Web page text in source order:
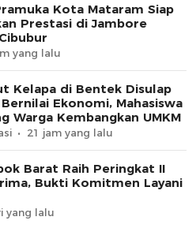
Kota Mataram Siap
Prestasi di Jambore
yang lalu
Kelapa di Bentek Disulap
Ekonomi, Mahasiswa
Warga Kembangkan UMKM
21 jam yang lalu
Barat Raih Peringkat II
Bukti Komitmen Layani
yang lalu